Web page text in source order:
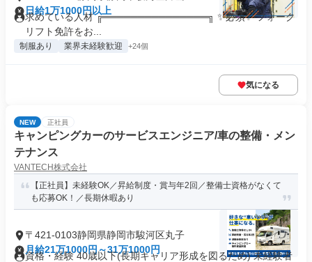
日給1万1000円以上
求めている人材 ╔═══════════════╗ ✨必須✨ フォーク
リフト免許をお...
制服あり 業界未経験歓迎 +24個
気になる
NEW 正社員
キャンピングカーのサービスエンジニア/車の整備・メン
テナンス
VANTECH株式会社
【正社員】未経験OK／昇給制度・賞与年2回／整備士資格がなくて
も応募OK！／長期休暇あり
〒421-0103静岡県静岡市駿河区丸子
月給21万1000円～31万1000円
資格・経験 40歳以下(長期キャリア形成を図るため) 未経験者